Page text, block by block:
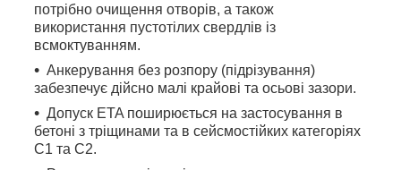
потрібно очищення отворів, а також
використання пустотілих свердлів із
всмоктуванням.
Анкерування без розпору (підрізування)
забезпечує дійсно малі крайові та осьові зазори.
Допуск ETA поширюється на застосування в
бетоні з тріщинами та в сейсмостійких категоріях
C1 та C2.